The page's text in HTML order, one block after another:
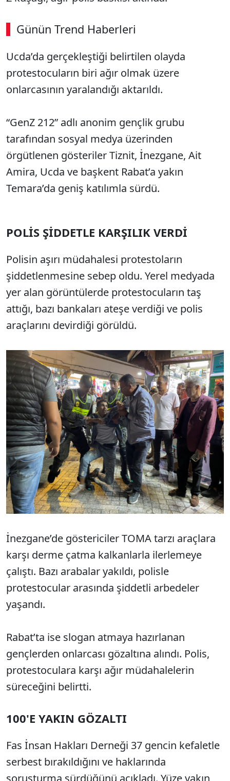
Günün Trend Haberleri
Ucda’da gerçekleştiği belirtilen olayda
protestocuların biri ağır olmak üzere
onlarcasının yaralandığı aktarıldı.
“GenZ 212” adlı anonim gençlik grubu
tarafından sosyal medya üzerinden
örgütlenen gösteriler Tiznit, İnezgane, Ait
Amira, Ucda ve başkent Rabat’a yakın
Temara’da geniş katılımla sürdü.
POLİS ŞİDDETLE KARŞILIK VERDİ
Polisin aşırı müdahalesi protestoların
şiddetlenmesine sebep oldu. Yerel medyada
yer alan görüntülerde protestocuların taş
attığı, bazı bankaları ateşe verdiği ve polis
araçlarını devirdiği görüldü.
İnezgane’de göstericiler TOMA tarzı araçlara
karşı derme çatma kalkanlarla ilerlemeye
çalıştı. Bazı arabalar yakıldı, polisle
protestocular arasında şiddetli arbedeler
yaşandı.
Rabat’ta ise slogan atmaya hazırlanan
gençlerden onlarcası gözaltına alındı. Polis,
protestoculara karşı ağır müdahalelerin
süreceğini belirtti.
100'E YAKIN GÖZALTI
Fas İnsan Hakları Derneği 37 gencin kefaletle
serbest bırakıldığını ve haklarında
soruşturma sürdüğünü açıkladı. Yüze yakın